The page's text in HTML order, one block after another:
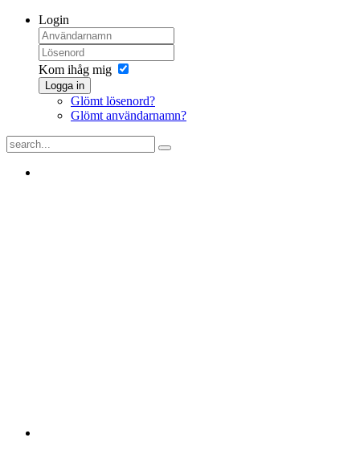
Login
Kom ihåg mig
Logga in
Glömt lösenord?
Glömt användarnamn?